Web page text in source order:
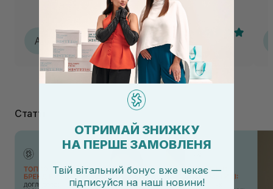
А Анастасія
04.08.2026, 16:44
Статті
ОТРИМАЙ ЗНИЖКУ
НА ПЕРШЕ ЗАМОВЛЕНЯ
Твій вітальний бонус вже чекає —
підписуйся на наші новини!